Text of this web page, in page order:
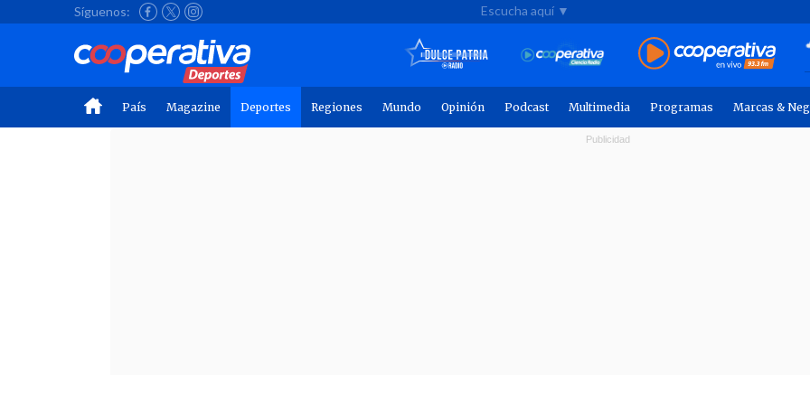
Síguenos: Escucha aquí ▼
País Magazine Deportes Regiones Mundo Opinión Podcast Multimedia Programas Marcas &